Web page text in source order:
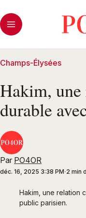
Champs-Élysées
Hakim, une
durable
Par PO4OR
déc. 16, 2025 3:38 PM 2 min
Hakim, une relation
public parisien.